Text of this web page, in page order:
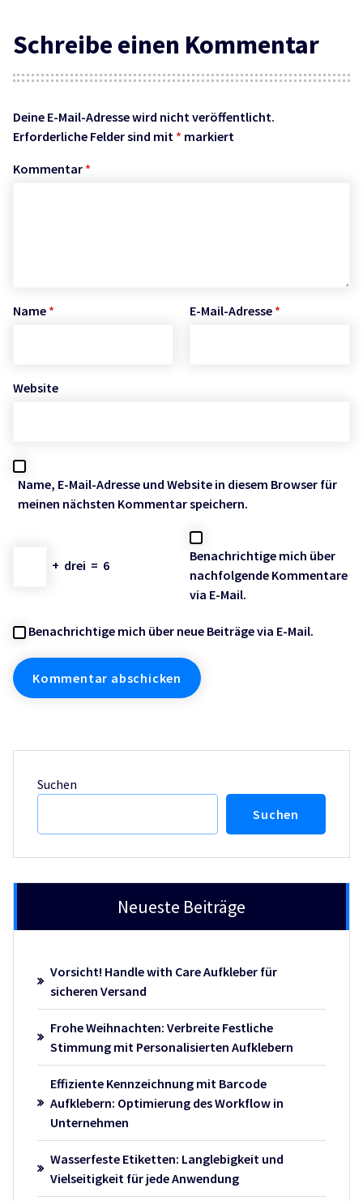
Schreibe einen Kommentar
Deine E-Mail-Adresse wird nicht veröffentlicht.
Erforderliche Felder sind mit * markiert
Kommentar *
Name * E-Mail-Adresse *
Website
Name, E-Mail-Adresse und Website in diesem Browser für
meinen nächsten Kommentar speichern.
+ drei = 6
Benachrichtige mich über
nachfolgende Kommentare
via E-Mail.
Benachrichtige mich über neue Beiträge via E-Mail.
Suchen
Suchen
Neueste Beiträge
Vorsicht! Handle with Care Aufkleber für
sicheren Versand
Frohe Weihnachten: Verbreite Festliche
Stimmung mit Personalisierten Aufklebern
Effiziente Kennzeichnung mit Barcode
Aufklebern: Optimierung des Workflow in
Unternehmen
Wasserfeste Etiketten: Langlebigkeit und
Vielseitigkeit für jede Anwendung